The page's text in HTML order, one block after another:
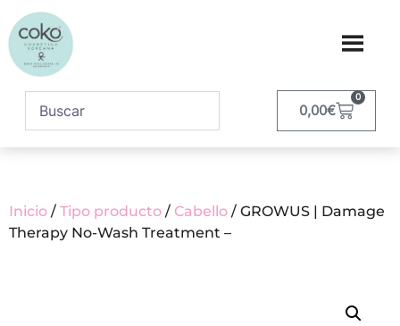
0,00€
0
Inicio / Tipo producto / Cabello / GROWUS | Damage
Therapy No-Wash Treatment –